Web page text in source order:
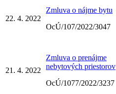
22. 4. 2022
Zmluva o nájme bytu
OcÚ/107/2022/3047
21. 4. 2022
Zmluva o prenájme
nebytových priestorov
OcÚ/1077/2022/3237